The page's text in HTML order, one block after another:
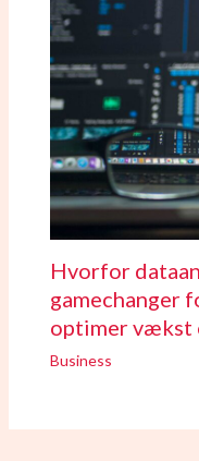
Hvorfor
gamechanger
optimer vækst
Business